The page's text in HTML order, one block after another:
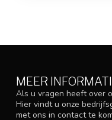
MEER
Als u vragen heeft over
Hier vindt u onze
met ons in contact te